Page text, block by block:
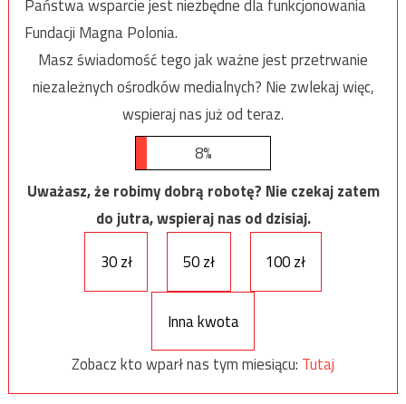
Państwa wsparcie jest niezbędne dla funkcjonowania
Fundacji Magna Polonia.
Masz świadomość tego jak ważne jest przetrwanie
niezależnych ośrodków medialnych? Nie zwlekaj więc,
wspieraj nas już od teraz.
8%
Uważasz, że robimy dobrą robotę? Nie czekaj zatem
do jutra, wspieraj nas od dzisiaj.
30 zł
50 zł 100 zł
Inna kwota
Zobacz kto wparł nas tym miesiącu: Tutaj